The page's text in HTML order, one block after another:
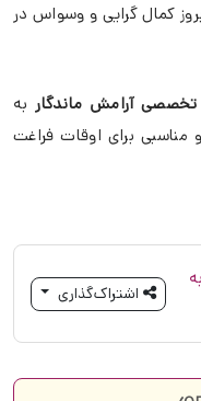
کمال گرایی و وسواس در
آرامش ماندگار به
برای اوقات فراغت
اشتراک‌گذاری